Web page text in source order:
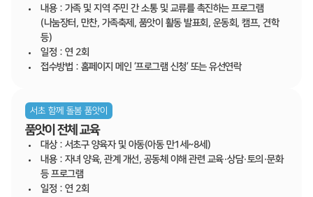
내용 : 가족 및 지역 주민 간 소통 및 교류를 촉진하는 프로그램
(나눔장터, 만찬, 가족축제, 품앗이 활동 발표회, 운동회, 캠프, 견학
등)
일정 : 연 2회
접수방법 : 홈페이지 메인 ‘프로그램 신청’ 또는 유선연락
서초 함께 돌봄 품앗이
품앗이 전체 교육
대상 : 서초구 양육자 및 아동(아동 만1세~8세)
내용 : 자녀 양육, 관계 개선, 공동체 이해 관련 교육·상담·토의·문화
등 프로그램
일정 : 연 2회